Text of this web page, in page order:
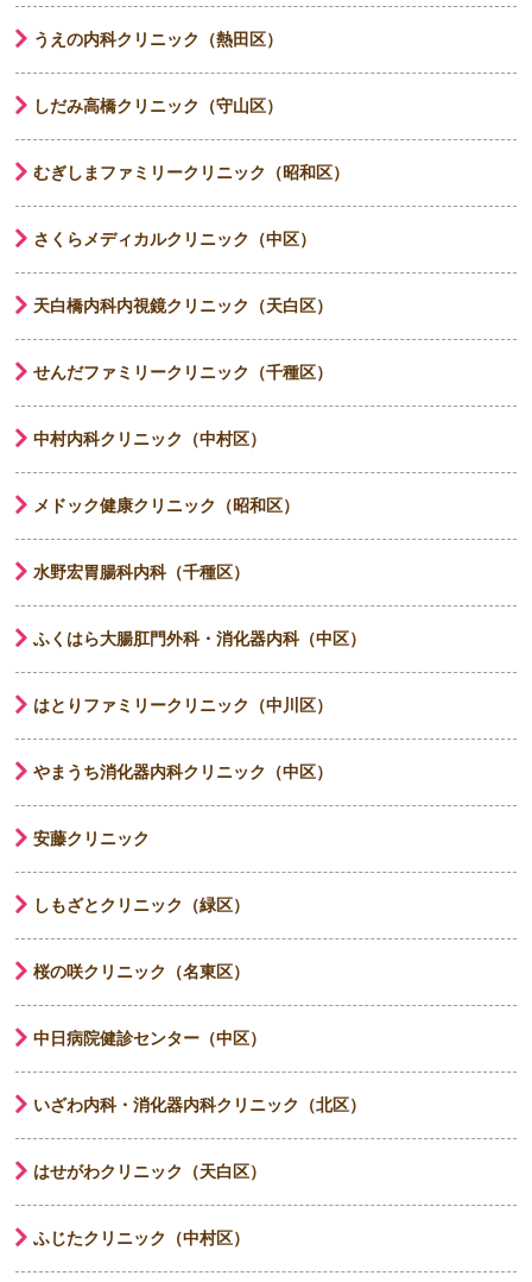
うえの内科クリニック（熱田区）
しだみ高橋クリニック（守山区）
むぎしまファミリークリニック（昭和区）
さくらメディカルクリニック（中区）
天白橋内科内視鏡クリニック（天白区）
せんだファミリークリニック（千種区）
中村内科クリニック（中村区）
メドック健康クリニック（昭和区）
水野宏胃腸科内科（千種区）
ふくはら大腸肛門外科・消化器内科（中区）
はとりファミリークリニック（中川区）
やまうち消化器内科クリニック（中区）
安藤クリニック
しもざとクリニック（緑区）
桜の咲クリニック（名東区）
中日病院健診センター（中区）
いざわ内科・消化器内科クリニック（北区）
はせがわクリニック（天白区）
ふじたクリニック（中村区）